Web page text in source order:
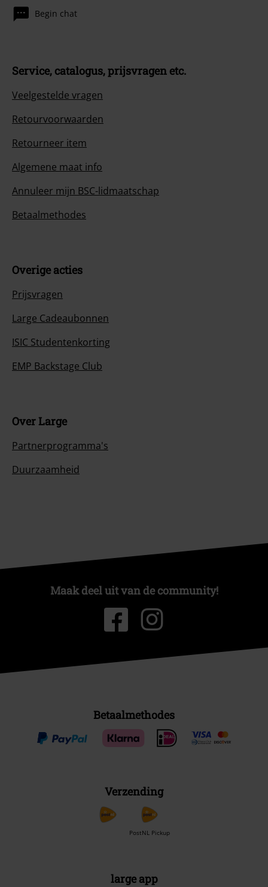
Begin chat
Service, catalogus, prijsvragen etc.
Veelgestelde vragen
Retourvoorwaarden
Retourneer item
Algemene maat info
Annuleer mijn BSC-lidmaatschap
Betaalmethodes
Overige acties
Prijsvragen
Large Cadeaubonnen
ISIC Studentenkorting
EMP Backstage Club
Over Large
Partnerprogramma's
Duurzaamheid
Maak deel uit van de community!
Betaalmethodes
Verzending
PostNL Pickup
large app